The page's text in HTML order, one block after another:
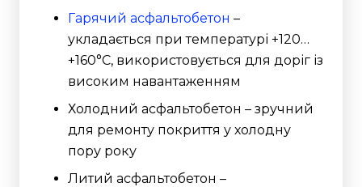
Гарячий асфальтобетон –
укладається при температурі +120…
+160°C, використовується для доріг із
високим навантаженням
Холодний асфальтобетон – зручний
для ремонту покриття у холодну
пору року
Литий асфальтобетон –